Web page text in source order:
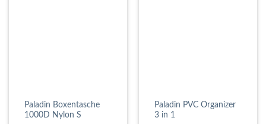
Paladin Boxentasche
1000D Nylon S
Paladin PVC Organizer
3 in 1